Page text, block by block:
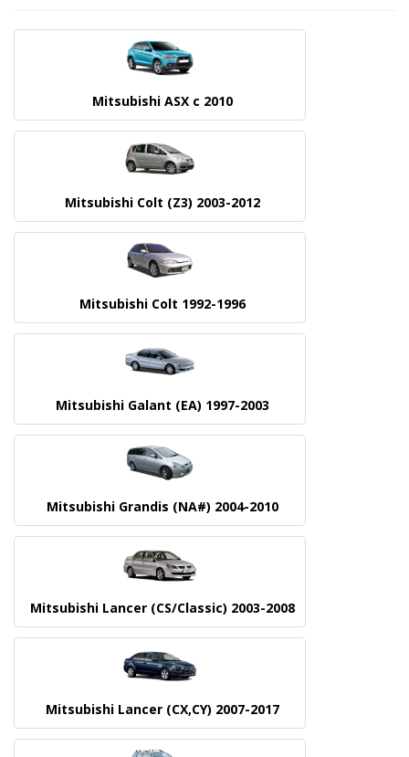
Mitsubishi ASX c 2010
Mitsubishi Colt (Z3) 2003-2012
Mitsubishi Colt 1992-1996
Mitsubishi Galant (EA) 1997-2003
Mitsubishi Grandis (NA#) 2004-2010
Mitsubishi Lancer (CS/Classic) 2003-2008
Mitsubishi Lancer (CX,CY) 2007-2017